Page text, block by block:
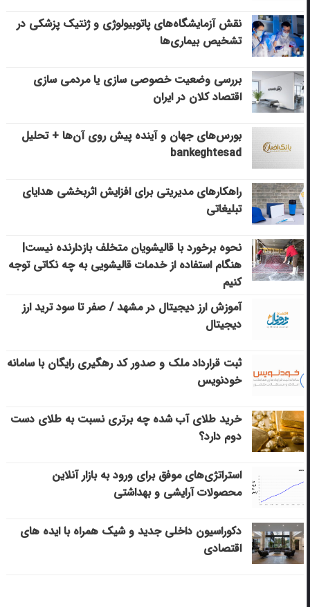
نقش آزمایشگاه‌های پاتوبیولوژی و ژنتیک پزشکی در
تشخیص بیماری‌ها
بررسی وضعیت خصوصی سازی یا مردمی سازی
اقتصاد کلان در ایران
بورس‌های جهان و آینده پیش روی آن‌ها + تحلیل
bankeghtesad
راهکارهای مدیریتی برای افزایش اثربخشی هدایای
تبلیغاتی
نحوه برخورد با قالیشویان متخلف بازدارنده نیست|
هنگام استفاده از خدمات قالیشویی به چه نکاتی توجه
کنیم
آموزش ارز دیجیتال در مشهد / صفر تا سود ترید ارز
دیجیتال
ثبت قرارداد ملک و صدور کد رهگیری رایگان با سامانه
خودنویس
خرید طلای آب شده چه برتری نسبت به طلای دست
دوم دارد؟
استراتژی‌های موفق برای ورود به بازار آنلاین
محصولات آرایشی و بهداشتی
دکوراسیون داخلی جدید و شیک همراه با ایده های
اقتصادی